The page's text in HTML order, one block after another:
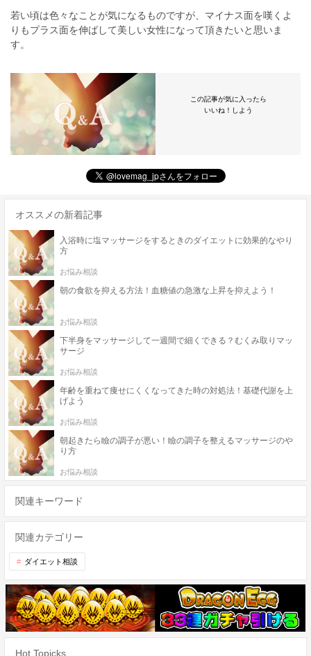
若い頃は色々なことが気になるものですが、マイナス面を嘆くよ
りもプラス面を伸ばして美しい女性になって頂きたいと思いま
す。
この記事が気に入ったら
いいね！しよう
オススメの新着記事
入浴時に塩マッサージをするときのダイエットに効果的なやり
方
お悩み相談
朝の食欲を抑える方法！血糖値の急激な上昇を抑えよう！
お悩み相談
下半身をマッサージして一週間で細くできる？むくみ取りマッ
サージ
お悩み相談
年齢を重ねて痩せにくくなってきた時の対処法！基礎代謝を上
げよう
お悩み相談
朝起きたら瞼の調子が悪い！瞼の調子を整えるマッサージのや
り方
お悩み相談
関連キーワード
関連カテゴリー
ダイエット相談
Hot Topicks